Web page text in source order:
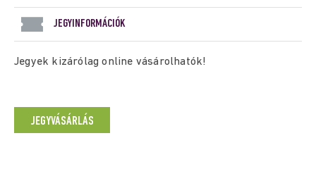
JEGYINFORMÁCIÓK
Jegyek kizárólag online vásárolhatók!
JEGYVÁSÁRLÁS